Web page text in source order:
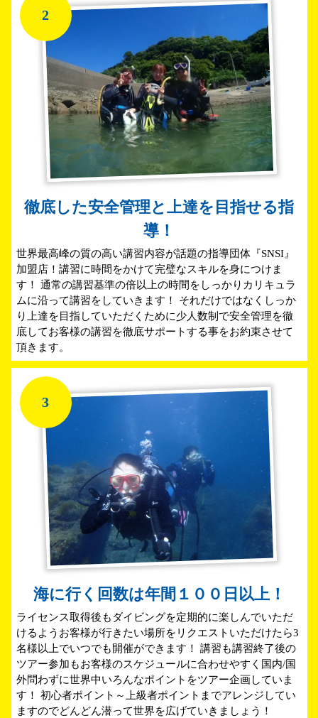
2
徹底した安全管理と上達を目指せる指
導！
世界最高峰の質の高い講習内容が話題の指導団体『SNSI』
加盟店！講習に時間をかけて完璧なスキルを身につけま
す！ 通常の講習基準の倍以上の時間をしっかりカリキュラ
ムに沿って講習をしていきます！ それだけではなくしっか
り上達を目指していただくために少人数制で安全管理を徹
底してお客様の講習を徹底サポートする事をお約束させて
頂きます。
3
海に行く回数は年間１００日以上！
ライセンス取得後もダイビングを定期的に楽しんでいただ
けるようお客様が行きたい場所をリクエストいただけたら3
名様以上でいつでも開催ができます！ 講習も講習終了後の
ツアー参加もお客様のスケジュールに合わせやすく国内/国
外問わずに世界中いろんなポイントをツアー企画していま
す！ 初心者ポイント～上級者ポイントまでアレンジしてい
ますのでどんどん潜って世界を広げていきましょう！